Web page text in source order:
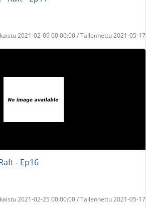
2021-02-09 00:00:00 / Tallennettu 2021-05-17
- Ep16
2021-02-25 00:00:00 / Tallennettu 2021-05-17